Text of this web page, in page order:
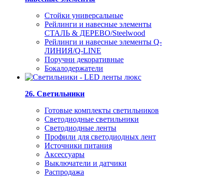
Стойки универсальные
Рейлинги и навесные элементы
СТАЛЬ & ДЕРЕВО/Steelwood
Рейлинги и навесные элементы Q-
ЛИНИЯ/Q-LINE
Поручни декоративные
Бокалодержатели
26. Светильники
Готовые комплекты светильников
Светодиодные светильники
Светодиодные ленты
Профили для светодиодных лент
Источники питания
Аксессуары
Выключатели и датчики
Распродажа